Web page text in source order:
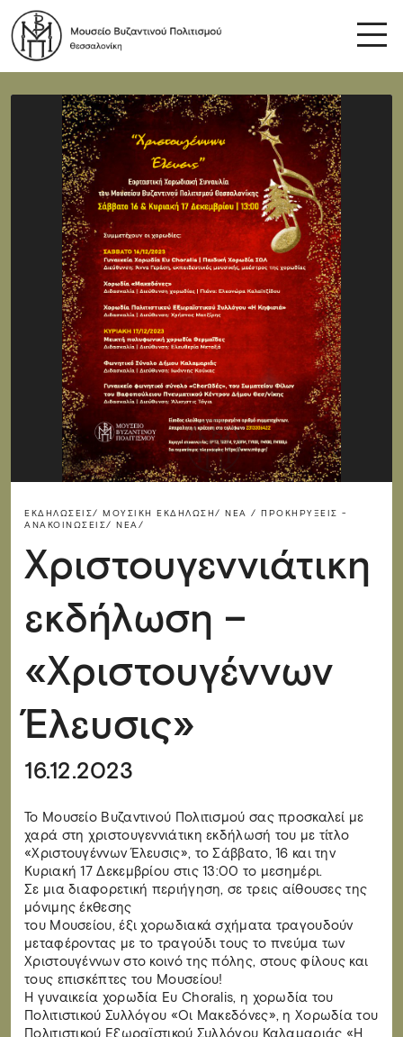
ΕΚΔΗΛΏΣΕΙΣ/ ΜΟΥΣΙΚΉ ΕΚΔΉΛΩΣΗ/ ΝΈΑ / ΠΡΟΚΗΡΎΞΕΙΣ -
ΑΝΑΚΟΙΝΏΣΕΙΣ/ ΝΈΑ/
Χριστουγεννιάτικη
εκδήλωση –
«Χριστουγέννων
Έλευσις»
16.12.2023
Το Μουσείο Βυζαντινού Πολιτισμού σας προσκαλεί με
χαρά στη χριστουγεννιάτικη εκδήλωσή του με τίτλο
«Χριστουγέννων Έλευσις», το Σάββατο, 16 και την
Κυριακή 17 Δεκεμβρίου στις 13:00 το μεσημέρι.
Σε μια διαφορετική περιήγηση, σε τρεις αίθουσες της
μόνιμης έκθεσης
του Μουσείου, έξι χορωδιακά σχήματα τραγουδούν
μεταφέροντας με το τραγούδι τους το πνεύμα των
Χριστουγέννων στο κοινό της πόλης, στους φίλους και
τους επισκέπτες του Μουσείου!
Η γυναικεία χορωδία Ευ Choralis, η χορωδία του
Πολιτιστικού Συλλόγου «Οι Μακεδόνες», η Χορωδία του
Πολιτιστικού Εξωραϊστικού Συλλόγου Καλαμαριάς «Η